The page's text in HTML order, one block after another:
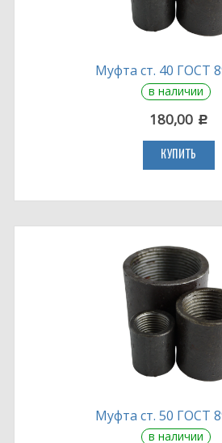
Муфта ст. 40 ГОСТ
в наличии
180,00 c
КУПИТЬ
Муфта ст. 50 ГОСТ
в наличии